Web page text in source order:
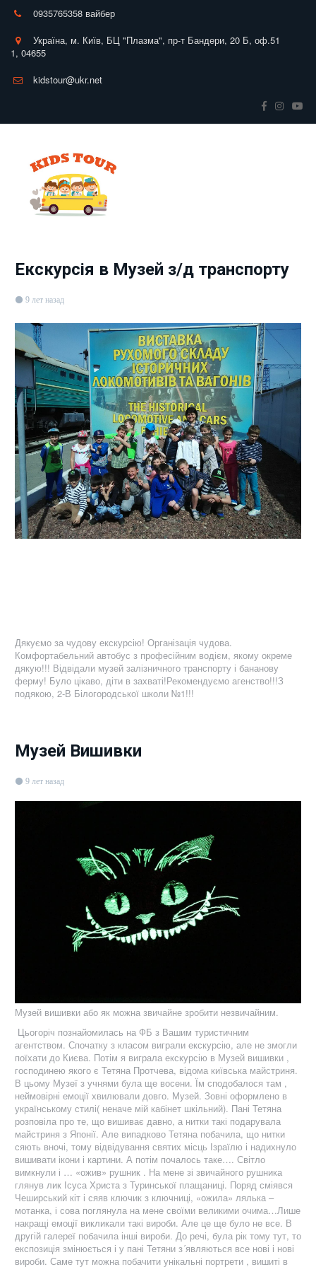
0935765358 вайбер
Україна, м. Київ, БЦ "Плазма", пр-т Бандери, 20 Б, оф.51
1, 04655
kidstour@ukr.net
Екскурсія в Музей з/д транспорту
9 лет назад
Дякуємо за чудову екскурсію! Організація чудова.
Комфортабельний автобус з професійним водієм, якому окреме
дякую!!! Відвідали музей залізничного транспорту і бананову
ферму! Було цікаво, діти в захваті!Рекомендуємо агенство!!!З
подякою, 2-В Білогородської школи №1!!!
Музей Вишивки
9 лет назад
Музей вишивки або як можна звичайне зробити незвичайним.
Цьогоріч познайомилась на ФБ з Вашим туристичним
агентством. Спочатку з класом виграли екскурсію, але не змогли
поїхати до Києва. Потім я виграла екскурсію в Музей вишивки ,
господинею якого є Тетяна Протчева, відома київська майстриня.
В цьому Музеї з учнями була ще восени. Їм сподобалося там ,
неймовірні емоції хвилювали довго. Музей. Зовні оформлено в
українському стилі( неначе мій кабінет шкільний). Пані Тетяна
розповіла про те, що вишиває давно, а нитки такі подарувала
майстриня з Японії. Але випадково Тетяна побачила, що нитки
сяють вночі, тому відвідування святих місць Ізраїлю і надихнуло
вишивати ікони і картини. А потім почалось таке…. Світло
вимкнули і … «ожив» рушник . На мене зі звичайного рушника
глянув лик Ісуса Христа з Туринської плащаниці. Поряд сміявся
Чеширський кіт і сяяв ключик з ключниці, «ожила» лялька –
мотанка, і сова поглянула на мене своїми великими очима…Лише
накращі емоції викликали такі вироби. Але це ще було не все. В
другій галереї побачила інші вироби. До речі, була рік тому тут, то
експозиція змінюється і у пані Тетяни з´являються все нові і нові
вироби. Саме тут можна побачити унікальні портрети , вишиті в